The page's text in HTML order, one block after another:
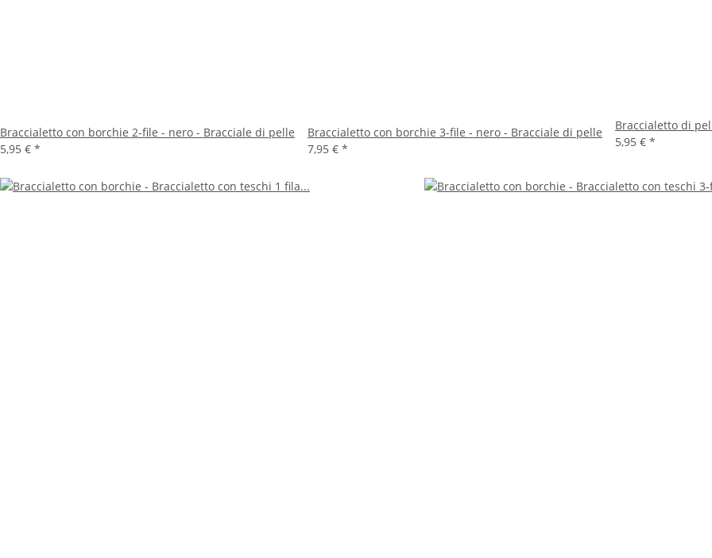
Braccialetto con borchie 2-file - nero - Bracciale di pelle
5,95 € *
Braccialetto con borchie 3-file - nero - Bracciale di pelle
7,95 € *
Braccialetto di
5,95 € *